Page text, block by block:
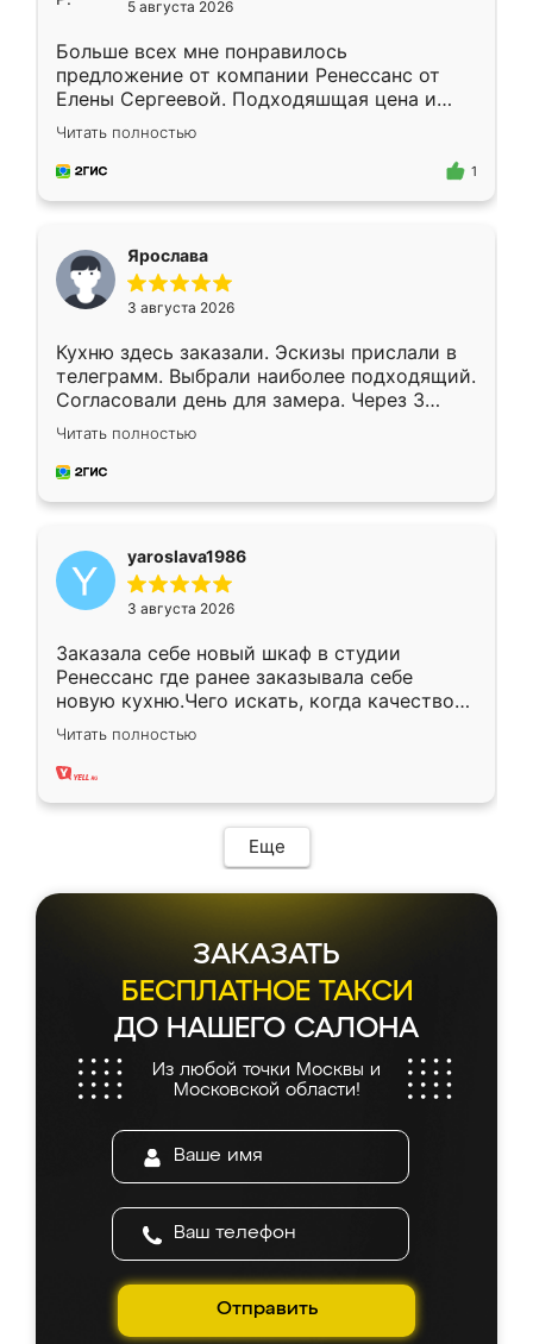
5 августа 2026
Больше всех мне понравилось
предложение от компании Ренессанс от
Елены Сергеевой. Подходяшщая цена и
короткие сроки изготовления. Приехавший
для замера сотрудник Владислав
предложил по моему эскизу самый
Читать полностью
1
Ярослава
3 августа 2026
Кухню здесь заказали. Эскизы прислали в
телеграмм. Выбрали наиболее подходящий.
Согласовали день для замера. Через 3
недели кухня была уже готова. Остались
довольны работой. Спасибо Ренессанс
мебель за качественную работу!
Читать полностью
yaroslava1986
3 августа 2026
Заказала себе новый шкаф в студии
Ренессанс где ранее заказывала себе
новую кухню.Чего искать, когда качеством
вполне довольна. Служит кухня уже почти
два года, нареканий нет.
Читать полностью
Еще
ЗАКАЗАТЬ
БЕСПЛАТНОЕ ТАКСИ
ДО НАШЕГО САЛОНА
Из любой точки Москвы и
Московской области!
Отправить